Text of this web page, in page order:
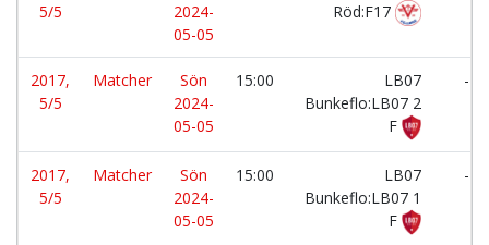
5/5
2024-
05-05
Röd:F17
2017,
5/5
Matcher
Sön
2024-
05-05
15:00
LB07
Bunkeflo:LB07 2
F
-
2017,
5/5
Matcher
Sön
2024-
05-05
15:00
LB07
Bunkeflo:LB07 1
F
-